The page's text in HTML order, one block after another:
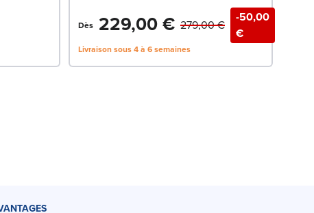
Dès 229,00 €
-50,00
€
279,00 €
Livraison sous 4 à 6 semaines